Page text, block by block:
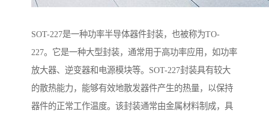
SOT-227是一种功率半导体器件封装，也被称为TO-
227。它是一种大型封装，通常用于高功率应用，如功率
放大器、逆变器和电源模块等。SOT-227封装具有较大
的散热能力，能够有效地散发器件产生的热量，以保持
器件的正常工作温度。该封装通常由金属材料制成，具